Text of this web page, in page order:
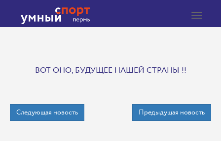
Toggle
ВОТ ОНО, БУДУЩЕЕ НАШЕЙ СТРАНЫ !!
Следующая новость Предыдущая новость